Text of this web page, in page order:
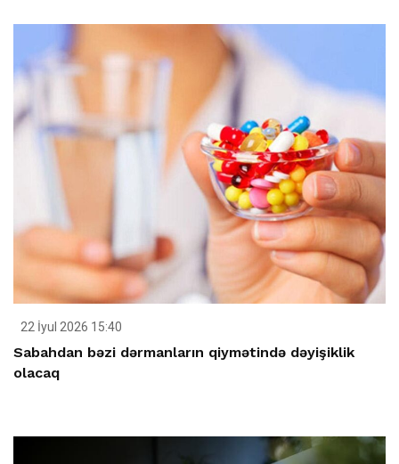
22 İyul 2026 15:40
Sabahdan bəzi dərmanların qiymətində dəyişiklik
olacaq